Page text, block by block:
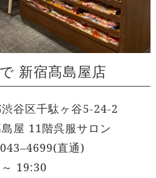
新宿髙島屋店
谷区千駄ヶ谷5-24-2
屋 11階呉服サロン
直通)
19:30